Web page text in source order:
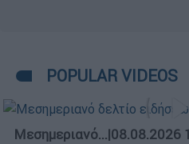
POPULAR VIDEOS
Μεσημεριανό...|08.08.2026